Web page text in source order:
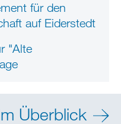
für den
auf Eiderstedt
"Alte
Überblick